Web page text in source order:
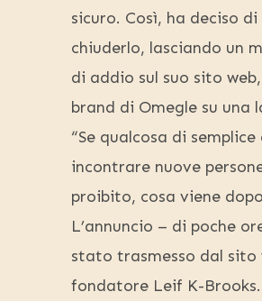
sicuro. Così, ha deciso di
chiuderlo, lasciando un
di addio sul suo sito
brand di Omegle su una
“Se qualcosa di semplice
incontrare nuove
proibito, cosa viene
L’annuncio – di poche
stato trasmesso dal sito
fondatore Leif K-